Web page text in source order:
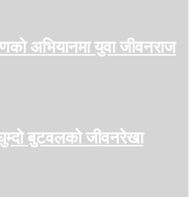
अभियानमा युवा जीवनराज
बुटवलको जीवनरेखा